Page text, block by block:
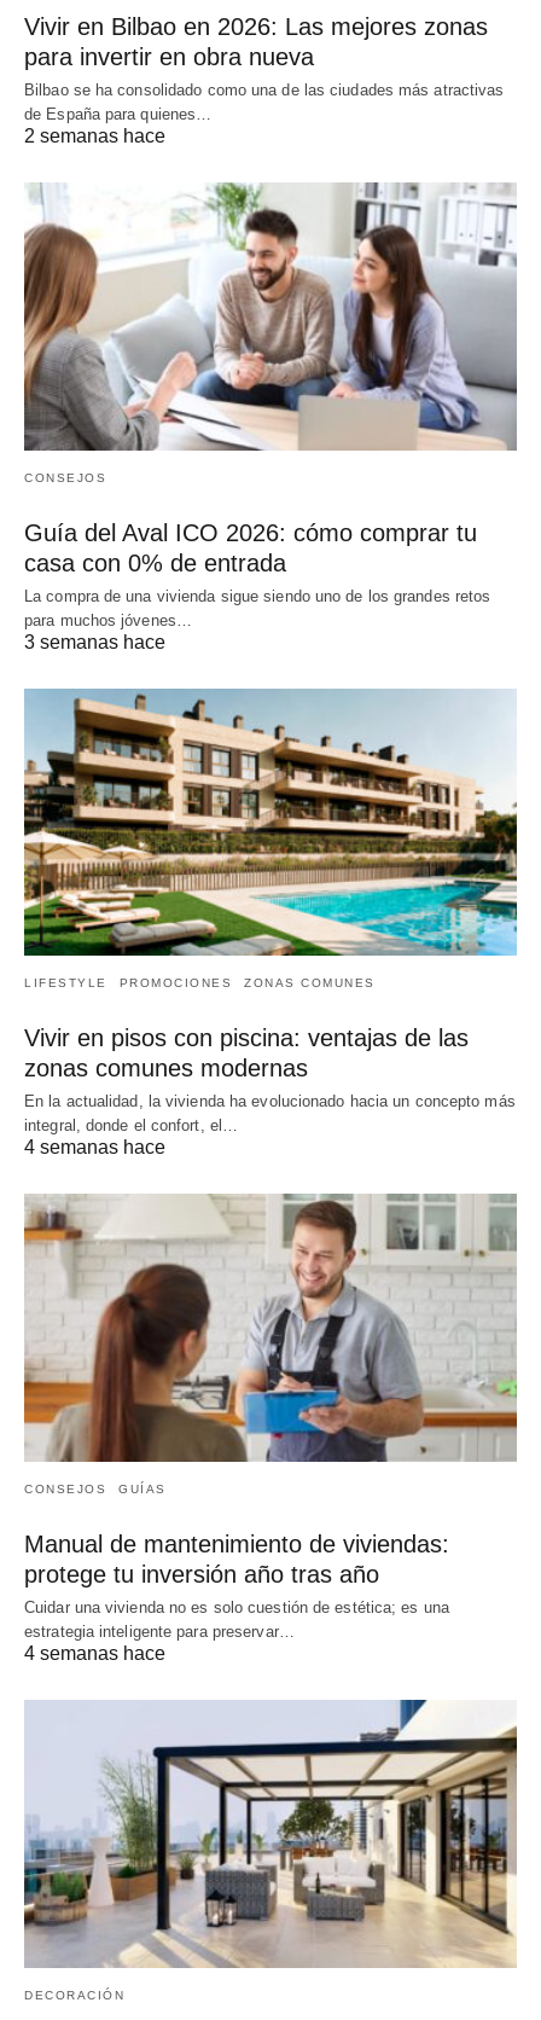
Vivir en Bilbao en 2026: Las mejores zonas
para invertir en obra nueva
Bilbao se ha consolidado como una de las ciudades más atractivas
de España para quienes…
2 semanas hace
CONSEJOS
Guía del Aval ICO 2026: cómo comprar tu
casa con 0% de entrada
La compra de una vivienda sigue siendo uno de los grandes retos
para muchos jóvenes…
3 semanas hace
LIFESTYLE PROMOCIONES ZONAS COMUNES
Vivir en pisos con piscina: ventajas de las
zonas comunes modernas
En la actualidad, la vivienda ha evolucionado hacia un concepto más
integral, donde el confort, el…
4 semanas hace
CONSEJOS GUÍAS
Manual de mantenimiento de viviendas:
protege tu inversión año tras año
Cuidar una vivienda no es solo cuestión de estética; es una
estrategia inteligente para preservar…
4 semanas hace
DECORACIÓN